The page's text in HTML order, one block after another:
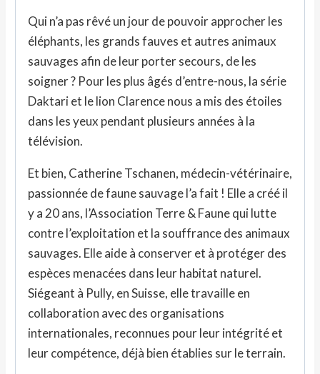
Qui n’a pas rêvé un jour de pouvoir approcher les
éléphants, les grands fauves et autres animaux
sauvages afin de leur porter secours, de les
soigner ? Pour les plus âgés d’entre-nous, la série
Daktari et le lion Clarence nous a mis des étoiles
dans les yeux pendant plusieurs années à la
télévision.
Et bien, Catherine Tschanen, médecin-vétérinaire,
passionnée de faune sauvage l’a fait ! Elle a créé il
y a 20 ans, l’Association Terre & Faune qui lutte
contre l’exploitation et la souffrance des animaux
sauvages. Elle aide à conserver et à protéger des
espèces menacées dans leur habitat naturel.
Siégeant à Pully, en Suisse, elle travaille en
collaboration avec des organisations
internationales, reconnues pour leur intégrité et
leur compétence, déjà bien établies sur le terrain.